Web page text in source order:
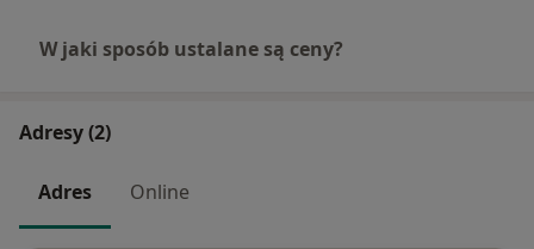
W jaki sposób ustalane są ceny?
Adresy (2)
Adres Online